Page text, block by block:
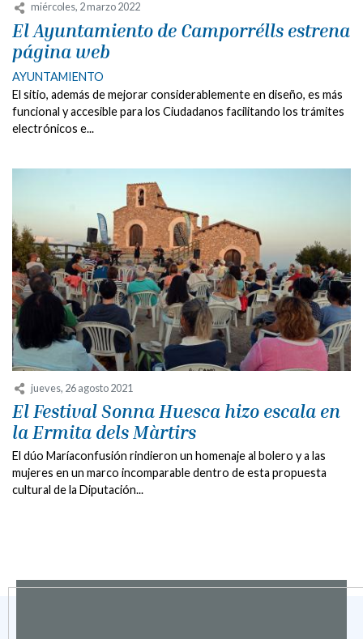
miércoles, 2 marzo 2022
El Ayuntamiento de Camporrélls estrena
página web
AYUNTAMIENTO
El sitio, además de mejorar considerablemente en diseño, es más
funcional y accesible para los Ciudadanos facilitando los trámites
electrónicos e...
jueves, 26 agosto 2021
El Festival Sonna Huesca hizo escala en
la Ermita dels Màrtirs
El dúo Maríaconfusión rindieron un homenaje al bolero y a las
mujeres en un marco incomparable dentro de esta propuesta
cultural de la Diputación...